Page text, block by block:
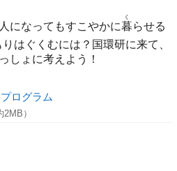
になってもすこやかに暮
く
らせる
りはぐくむには？国環研に来て、
しょに考えよう！
ログラム
2MB）